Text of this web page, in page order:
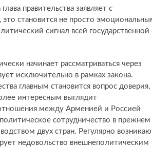
правительства заявляет с
становится не просто
сигнал всей государственной
начинает рассматриваться через
исключительно в рамках закона.
главным становится вопрос доверия,
интересным выглядит
между Арменией и Россией
сотрудничество в прежнем
двух стран. Регулярно
недовольство внешнеполитическим